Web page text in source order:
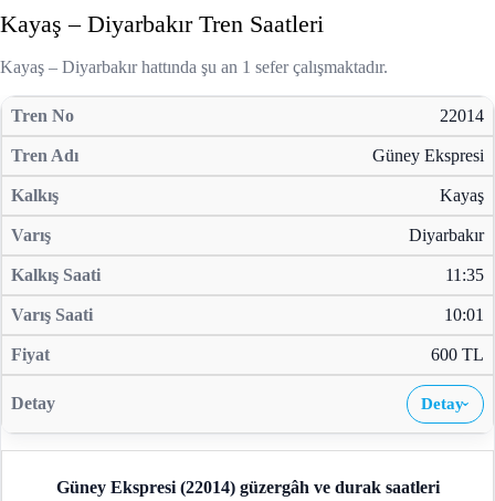
Kayaş – Diyarbakır Tren Saatleri
Kayaş – Diyarbakır hattında şu an 1 sefer çalışmaktadır.
22014
Güney Ekspresi
Kayaş
Diyarbakır
11:35
10:01
600 TL
Detay›
Güney Ekspresi (22014)güzergâh ve durak saatleri